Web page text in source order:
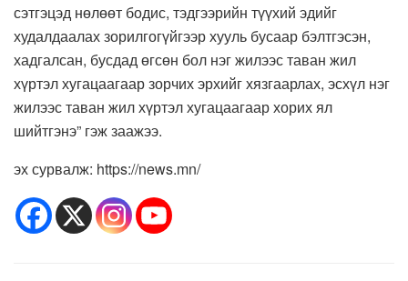
сэтгэцэд нөлөөт бодис, тэдгээрийн түүхий эдийг
худалдаалах зорилгогүйгээр хууль бусаар бэлтгэсэн,
хадгалсан, бусдад өгсөн бол нэг жилээс таван жил
хүртэл хугацаагаар зорчих эрхийг хязгаарлах, эсхүл нэг
жилээс таван жил хүртэл хугацаагаар хорих ял
шийтгэнэ” гэж заажээ.
эх сурвалж: https://news.mn/